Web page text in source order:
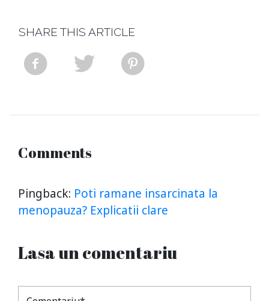
SHARE THIS ARTICLE
Comments
Pingback: Poti ramane insarcinata la
menopauza? Explicatii clare
Lasa un comentariu